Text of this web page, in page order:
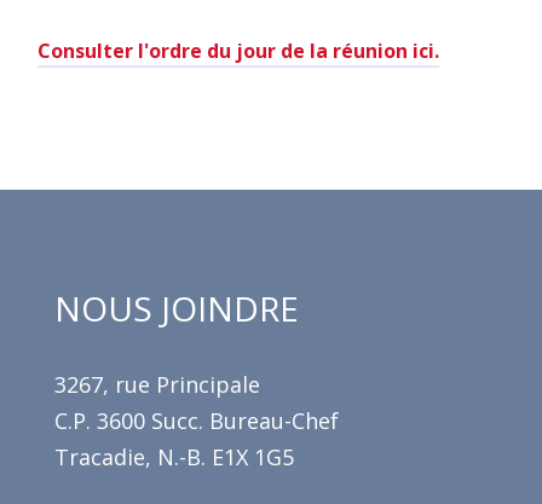
Consulter l'ordre du jour de la réunion ici.
NOUS JOINDRE
3267, rue Principale
C.P. 3600 Succ. Bureau-Chef
Tracadie, N.-B. E1X 1G5